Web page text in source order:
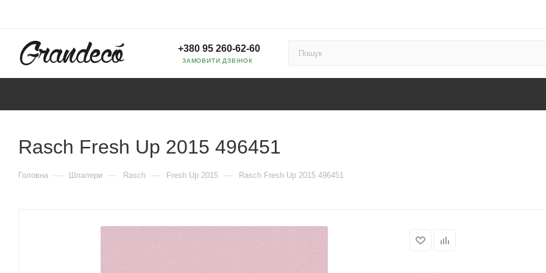
+380 95 260-62-60
ЗАМОВИТИ ДЗВІНОК
Rasch Fresh Up 2015 496451
Головна — Шпалери — Rasch — Fresh Up 2015 — Rasch Fresh Up 2015 496451